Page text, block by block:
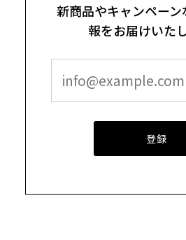
新商品やキャンペー
報をお届けいたし
登録